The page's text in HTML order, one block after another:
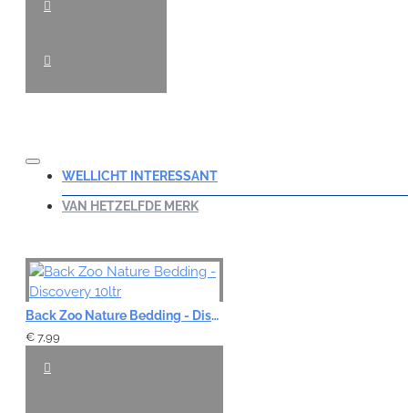
WELLICHT INTERESSANT
VAN HETZELFDE MERK
Back Zoo Nature Bedding - Discovery 10ltr
€ 7,99